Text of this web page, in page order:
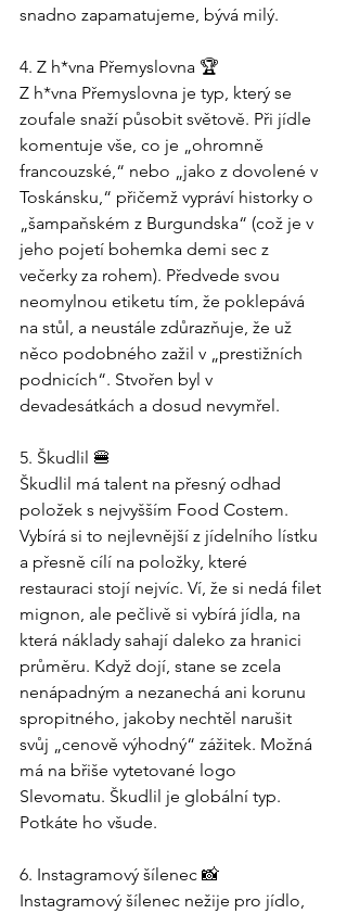
snadno zapamatujeme, bývá milý.
4. Z h*vna Přemyslovna 🏆
Z h*vna Přemyslovna je typ, který se
zoufale snaží působit světově. Při jídle
komentuje vše, co je „ohromně
francouzské,“ nebo „jako z dovolené v
Toskánsku,“ přičemž vypráví historky o
„šampaňském z Burgundska“ (což je v
jeho pojetí bohemka demi sec z
večerky za rohem). Předvede svou
neomylnou etiketu tím, že poklepává
na stůl, a neustále zdůrazňuje, že už
něco podobného zažil v „prestižních
podnicích“. Stvořen byl v
devadesátkách a dosud nevymřel.
5. Škudlil 🍔
Škudlil má talent na přesný odhad
položek s nejvyšším Food Costem.
Vybírá si to nejlevnější z jídelního lístku
a přesně cílí na položky, které
restauraci stojí nejvíc. Ví, že si nedá filet
mignon, ale pečlivě si vybírá jídla, na
která náklady sahají daleko za hranici
průměru. Když dojí, stane se zcela
nenápadným a nezanechá ani korunu
spropitného, jakoby nechtěl narušit
svůj „cenově výhodný“ zážitek. Možná
má na břiše vytetované logo
Slevomatu. Škudlil je globální typ.
Potkáte ho všude.
6. Instagramový šílenec 📸
Instagramový šílenec nežije pro jídlo,